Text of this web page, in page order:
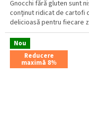
Gnocchi fără gluten sunt
conținut ridicat de cartofi
delicioasă pentru fiecare
Nou
Reducere
maximă 8%